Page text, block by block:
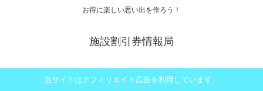
お得に楽しい思い出を作ろう！
施設割引券情報局
当サイトはアフィリエイト広告を利用しています。